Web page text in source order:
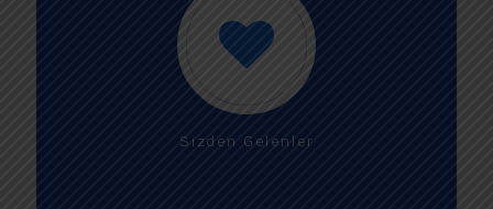
Sizden Gelenler